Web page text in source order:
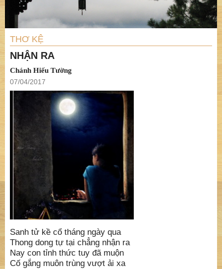
THƠ KỆ
NHẬN RA
Chánh Hiếu Tường
07/04/2017
Sanh tử kề cổ tháng ngày qua
Thong dong tự tại chẳng nhận ra
Nay con tỉnh thức tuy đã muộn
Cố gắng muôn trùng vượt ải xa